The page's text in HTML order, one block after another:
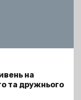
на
та дружнього